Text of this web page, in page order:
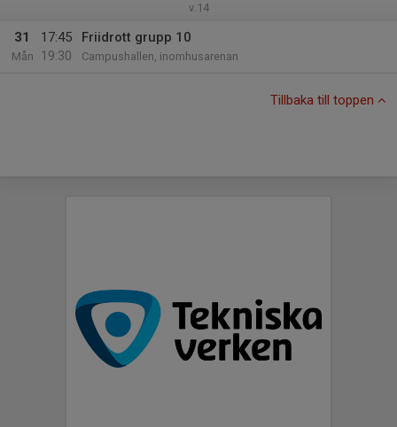
v.14
31
Mån
17:45
19:30
Friidrott grupp 10
Campushallen, inomhusarenan
Tillbaka till toppen